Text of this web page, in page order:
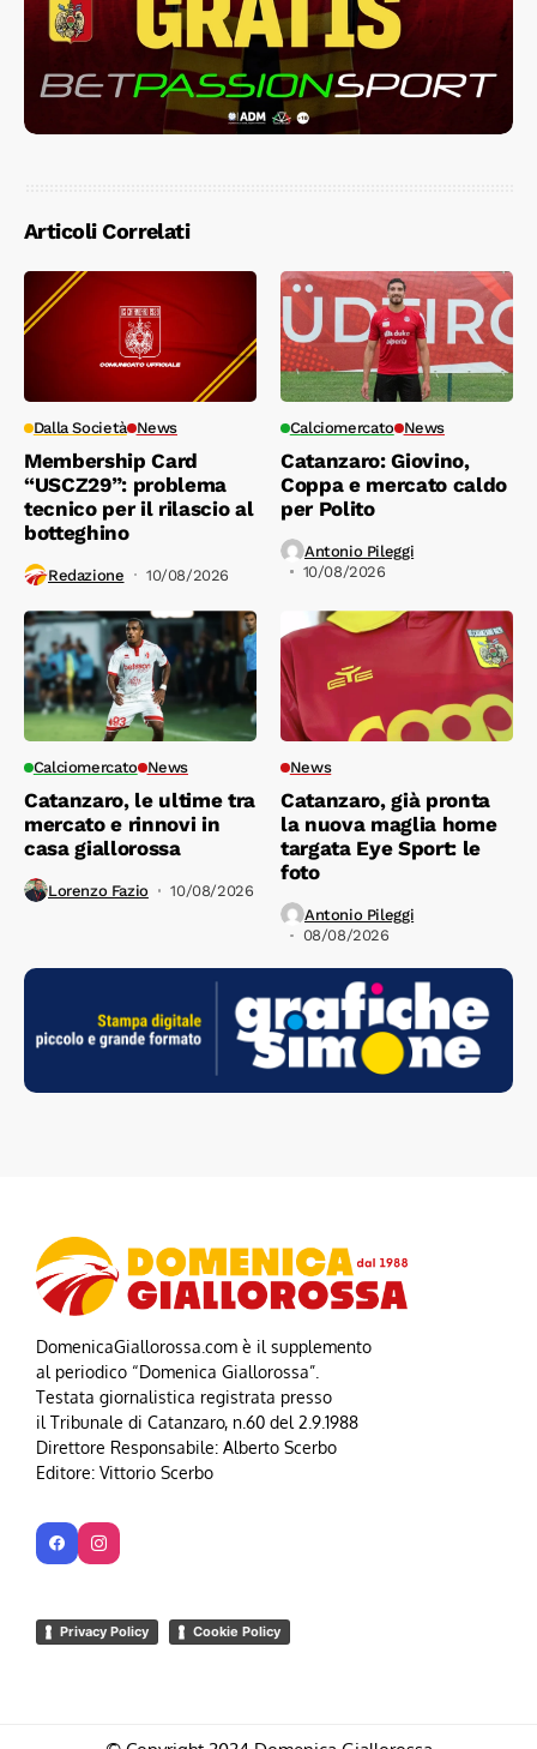
Articoli Correlati
Dalla Società News
Membership Card
“USCZ29”: problema
tecnico per il rilascio al
botteghino
Redazione 10/08/2026
Calciomercato News
Catanzaro: Giovino,
Coppa e mercato caldo
per Polito
Antonio Pileggi
10/08/2026
Calciomercato News
Catanzaro, le ultime tra
mercato e rinnovi in
casa giallorossa
Lorenzo Fazio 10/08/2026
News
Catanzaro, già pronta
la nuova maglia home
targata Eye Sport: le
foto
Antonio Pileggi
08/08/2026
DomenicaGiallorossa.com è il supplemento
al periodico “Domenica Giallorossa”.
Testata giornalistica registrata presso
il Tribunale di Catanzaro, n.60 del 2.9.1988
Direttore Responsabile: Alberto Scerbo
Editore: Vittorio Scerbo
Privacy Policy Cookie Policy